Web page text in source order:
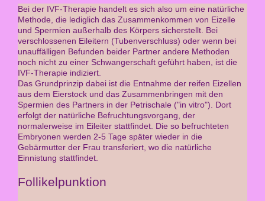
Bei der IVF-Therapie handelt es sich also um eine natürliche
Methode, die lediglich das Zusammenkommen von Eizelle
und Spermien außerhalb des Körpers sicherstellt. Bei
verschlossenen Eileitern (Tubenverschluss) oder wenn bei
unauffälligen Befunden beider Partner andere Methoden
noch nicht zu einer Schwangerschaft geführt haben, ist die
IVF-Therapie indiziert.
Das Grundprinzip dabei ist die Entnahme der reifen Eizellen
aus dem Eierstock und das Zusammenbringen mit den
Spermien des Partners in der Petrischale ("in vitro"). Dort
erfolgt der natürliche Befruchtungsvorgang, der
normalerweise im Eileiter stattfindet. Die so befruchteten
Embryonen werden 2-5 Tage später wieder in die
Gebärmutter der Frau transferiert, wo die natürliche
Einnistung stattfindet.
Follikelpunktion